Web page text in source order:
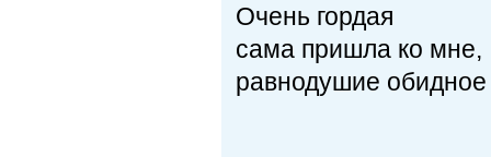
Очень гордая
сама пришла ко мне,
равнодушие обидное